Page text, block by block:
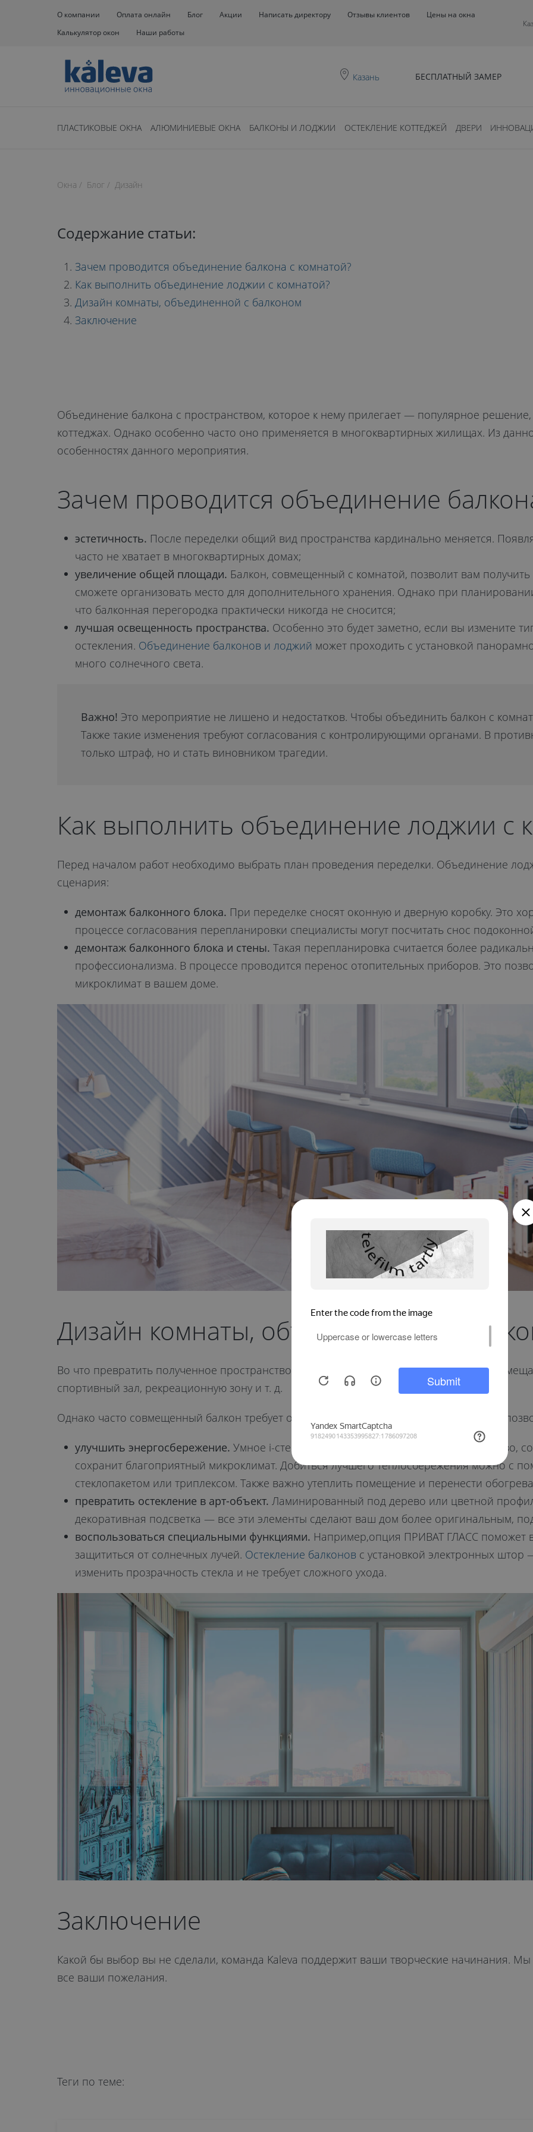
О компании Оплата онлайн Блог Акции Написать директору Отзывы клиентов
Цены на окна
Калькулятор окон
Наши работы
Казань БЕСПЛАТНЫЙ ЗАМЕР
ПЛАСТИКОВЫЕ ОКНА АЛЮМИНИЕВЫЕ ОКНА БАЛКОНЫ И ЛОДЖИИ ОСТЕКЛЕНИЕ КОТТЕДЖЕЙ ДВЕРИ
время чтения: 15 минут
СОВМЕЩЕНИЕ
КОМНАТ С
БАЛКОНОМ ИЛИ
Окна Блог Дизайн
Содержание статьи:
Зачем проводится объединение балкона с комнатой?
Как выполнить объединение лоджии с комнатой?
Дизайн комнаты, объединенной с балконом
Заключение
Объединение балкона с пространством, которое к нему прилегает — популярное
коттеджах. Однако особенно часто оно применяется в многоквартирных жилищах. Из
особенностях данного мероприятия.
Зачем проводится объединение
эстетичность. После переделки общий вид пространства кардинально меняется.
часто не хватает в многоквартирных домах;
увеличение общей площади. Балкон, совмещенный с комнатой, позволит вам
сможете организовать место для дополнительного хранения. Однако при
что балконная перегородка практически никогда не сносится;
лучшая освещенность пространства. Особенно это будет заметно, если вы измените
остекления. Объединение балконов и лоджий может проходить с установкой
много солнечного света.
Важно! Это мероприятие не лишено и недостатков. Чтобы объединить балкон с
Также такие изменения требуют согласования с контролирующими органами. В
только штраф, но и стать виновником трагедии.
Как выполнить объединение лоджии с
Перед началом работ необходимо выбрать план проведения переделки. Объединение
сценария:
демонтаж балконного блока. При переделке сносят оконную и дверную коробку. Это
процессе согласования перепланировки специалисты могут посчитать снос
демонтаж балконного блока и стены. Такая перепланировка считается более
профессионализма. В процессе проводится перенос отопительных приборов. Это
микроклимат в вашем доме.
Дизайн комнаты, объединенной с
Во что превратить полученное пространство — решать только вам. Нередко здесь
спортивный зал, рекреационную зону и т. д.
Однако часто совмещенный балкон требует остекления или же замены системы. И это
улучшить энергосбережение. Умное i-стекло «запирает» тепло в доме. Пространство,
сохранит благоприятный микроклимат. Добиться лучшего теплосбережения можно с
стеклопакетом или триплексом. Также важно утеплить помещение и перенести
превратить остекление в арт-объект. Ламинированный под дерево или цветной
декоративная подсветка — все эти элементы сделают ваш дом более оригинальным,
воспользоваться специальными функциями. Например,опция ПРИВАТ ГЛАСС поможет
защититься от солнечных лучей. Остекление балконов с установкой электронных штор
изменить прозрачность стекла и не требует сложного ухода.
Заключение
Какой бы выбор вы не сделали, команда Kaleva поддержит ваши творческие начинания.
все ваши пожелания.
Теги по теме: